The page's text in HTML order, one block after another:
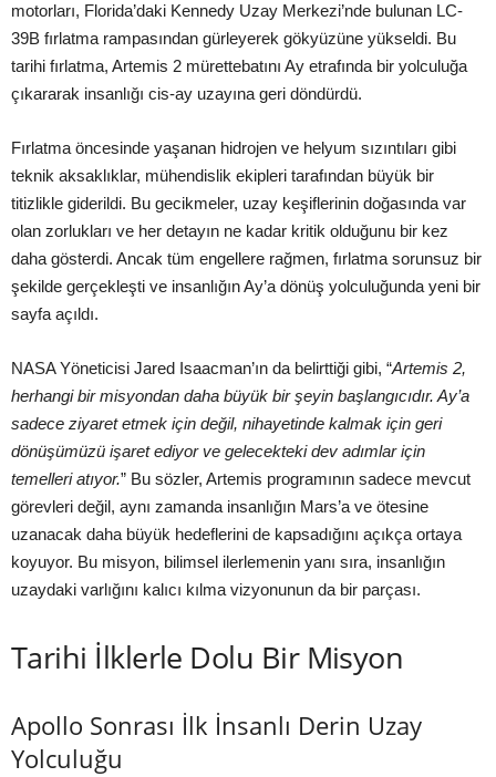
motorları, Florida’daki Kennedy Uzay Merkezi’nde bulunan LC-
39B fırlatma rampasından gürleyerek gökyüzüne yükseldi. Bu
tarihi fırlatma, Artemis 2 mürettebatını Ay etrafında bir yolculuğa
çıkararak insanlığı cis-ay uzayına geri döndürdü.
Fırlatma öncesinde yaşanan hidrojen ve helyum sızıntıları gibi
teknik aksaklıklar, mühendislik ekipleri tarafından büyük bir
titizlikle giderildi. Bu gecikmeler, uzay keşiflerinin doğasında var
olan zorlukları ve her detayın ne kadar kritik olduğunu bir kez
daha gösterdi. Ancak tüm engellere rağmen, fırlatma sorunsuz bir
şekilde gerçekleşti ve insanlığın Ay’a dönüş yolculuğunda yeni bir
sayfa açıldı.
NASA Yöneticisi Jared Isaacman’ın da belirttiği gibi, “Artemis 2,
herhangi bir misyondan daha büyük bir şeyin başlangıcıdır. Ay’a
sadece ziyaret etmek için değil, nihayetinde kalmak için geri
dönüşümüzü işaret ediyor ve gelecekteki dev adımlar için
temelleri atıyor.” Bu sözler, Artemis programının sadece mevcut
görevleri değil, aynı zamanda insanlığın Mars’a ve ötesine
uzanacak daha büyük hedeflerini de kapsadığını açıkça ortaya
koyuyor. Bu misyon, bilimsel ilerlemenin yanı sıra, insanlığın
uzaydaki varlığını kalıcı kılma vizyonunun da bir parçası.
Tarihi İlklerle Dolu Bir Misyon
Apollo Sonrası İlk İnsanlı Derin Uzay
Yolculuğu